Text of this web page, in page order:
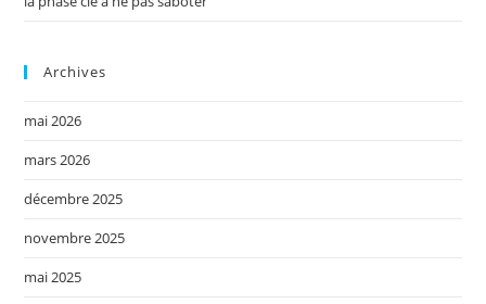
Archives
mai 2026
mars 2026
décembre 2025
novembre 2025
mai 2025